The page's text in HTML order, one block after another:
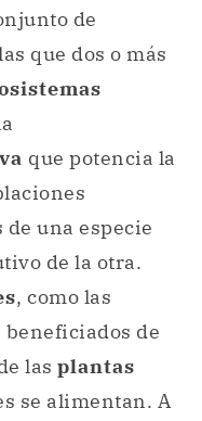
de
que dos o más
que potencia la
una especie
de la otra.
, como las
beneficiados de
las plantas
se alimentan. A